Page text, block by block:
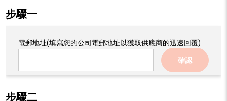
步驟一
電郵地址(填寫您的公司電郵地址以獲取供應商的迅速回覆)
確認
步驟二